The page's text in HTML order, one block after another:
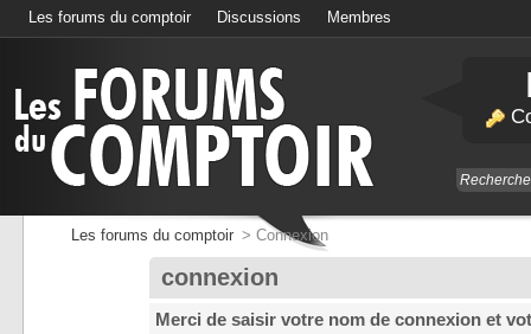
Les forums du comptoir Discussions Membres
Les forums du comptoir > Connexion
connexion
Merci de saisir votre nom de connexion et